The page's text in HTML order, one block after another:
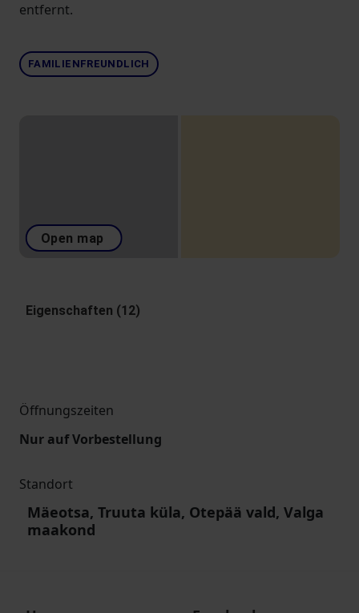
entfernt.
FAMILIENFREUNDLICH
Open map
Eigenschaften (12)
Öffnungszeiten
Nur auf Vorbestellung
Standort
Mäeotsa, Truuta küla, Otepää vald, Valga
maakond